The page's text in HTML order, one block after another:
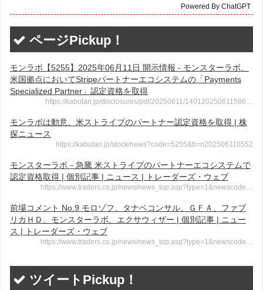
Powered By ChatGPT
ページPickup！
モンラボ【5255】2025年06月11日 開示情報 - モンスターラボ、
米国拠点においてStripeパートナーエコシステムの「Payments
Specialized Partner」認定資格を取得
https://kabutan.jp/disclosures/pdf/20250611/140120250611586…
モンラボは動意、米ストライプのパートナー認定資格を取得 | 株
探ニュース
https://kabutan.jp/stock/news?code=5255&b=n202506110552
モンスターラボ－急騰 米ストライプのパートナーエコシステムで
認定資格取得 | 個別記事 | ニュース | トレーダーズ・ウェブ
https://www.traders.co.jp/news/news_top.asp?type=1&newscode…
前場コメント No.9 モロゾフ、タナベコンサル、ＧＦＡ、ファブ
リカＨＤ、モンスターラボ、エクサウィザー | 個別記事 | ニュー
ス | トレーダーズ・ウェブ
https://www.traders.co.jp/news/news_top.asp?type=1&newscode…
ツイートPickup！